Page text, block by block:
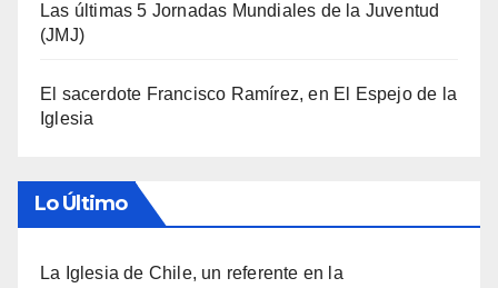
Las últimas 5 Jornadas Mundiales de la Juventud
(JMJ)
El sacerdote Francisco Ramírez, en El Espejo de la
Iglesia
Lo Último
La Iglesia de Chile, un referente en la